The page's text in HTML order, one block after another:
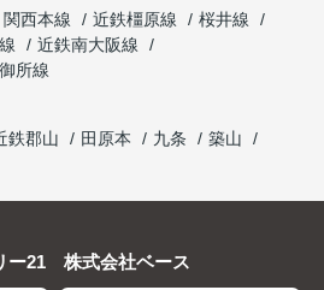
関西本線 近鉄橿原線
桜井線
近鉄南大阪線
所線
鉄郡山 田原本 九条
築山
ー21 株式会社ベース